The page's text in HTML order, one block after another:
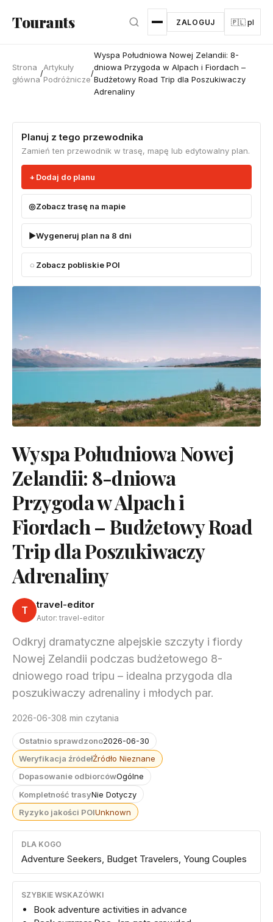
Tourants ZALOGUJ 🇵🇱 pl
Strona
główna
/
Artykuły
Podróżnicze
/
Wyspa Południowa Nowej Zelandii: 8-
dniowa Przygoda w Alpach i Fiordach –
Budżetowy Road Trip dla Poszukiwaczy
Adrenaliny
Planuj z tego przewodnika
Zamień ten przewodnik w trasę, mapę lub edytowalny plan.
Dodaj do planu
Zobacz trasę na mapie
Wygeneruj plan na 8 dni
Zobacz pobliskie POI
Wyspa Południowa Nowej
Zelandii: 8-dniowa
Przygoda w Alpach i
Fiordach – Budżetowy Road
Trip dla Poszukiwaczy
Adrenaliny
T travel-editor
Autor: travel-editor
Odkryj dramatyczne alpejskie szczyty i fiordy
Nowej Zelandii podczas budżetowego 8-
dniowego road tripu – idealna przygoda dla
poszukiwaczy adrenaliny i młodych par.
2026-06-308 min czytania
Ostatnio sprawdzono2026-06-30
Weryfikacja źródełŹródło Nieznane
Dopasowanie odbiorcówOgólne
Kompletność trasyNie Dotyczy
Ryzyko jakości POIUnknown
DLA KOGO
Adventure Seekers, Budget Travelers, Young Couples
SZYBKIE WSKAZÓWKI
Book adventure activities in advance